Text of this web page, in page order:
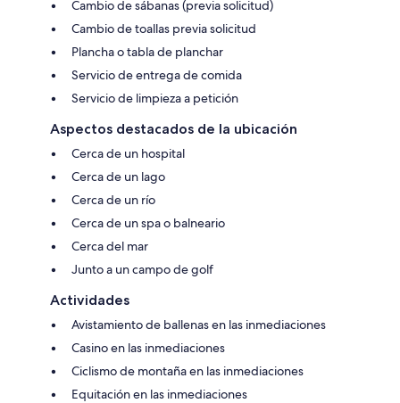
Cambio de sábanas (previa solicitud)
Cambio de toallas previa solicitud
Plancha o tabla de planchar
Servicio de entrega de comida
Servicio de limpieza a petición
Aspectos destacados de la ubicación
Cerca de un hospital
Cerca de un lago
Cerca de un río
Cerca de un spa o balneario
Cerca del mar
Junto a un campo de golf
Actividades
Avistamiento de ballenas en las inmediaciones
Casino en las inmediaciones
Ciclismo de montaña en las inmediaciones
Equitación en las inmediaciones